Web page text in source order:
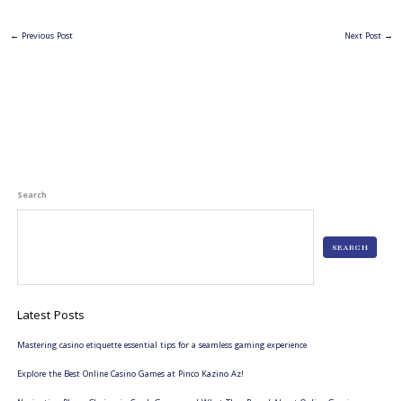
← Previous Post Next Post →
Search
SEARCH
Latest Posts
Mastering casino etiquette essential tips for a seamless gaming experience
Explore the Best Online Casino Games at Pinco Kazino Az!